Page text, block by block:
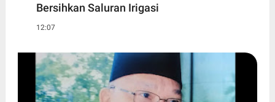
Bersihkan Saluran Irigasi
12:07